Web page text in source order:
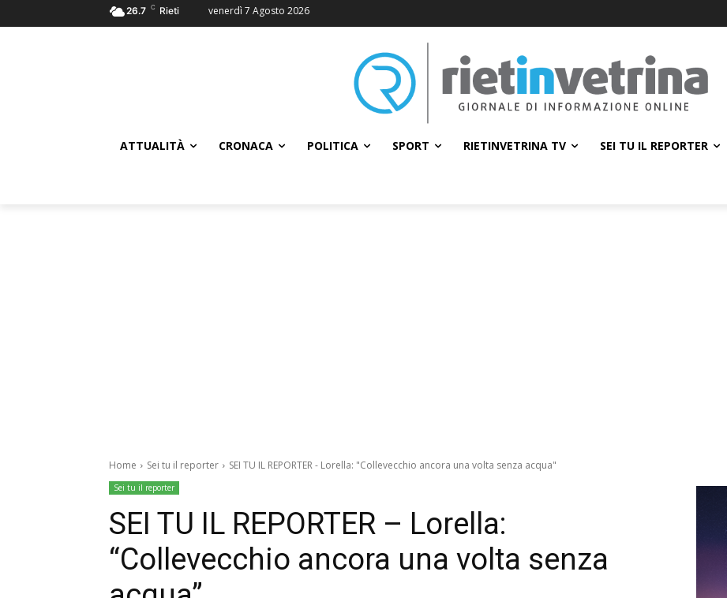
26.7 C Rieti venerdì 7 Agosto 2026
ATTUALITÀ CRONACA POLITICA SPORT RIETINVETRINA TV SEI TU IL REPORTER
Home Sei tu il reporter SEI TU IL REPORTER - Lorella: "Collevecchio ancora una volta senza acqua"
Sei tu il reporter
SEI TU IL REPORTER – Lorella:
“Collevecchio ancora una volta senza